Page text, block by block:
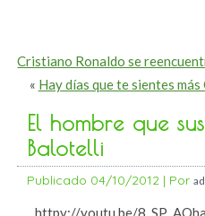
Cristiano Ronaldo se
« Hay días que te sientes
El hombre que
Balotelli
Publicado 04/10/2012 | Por